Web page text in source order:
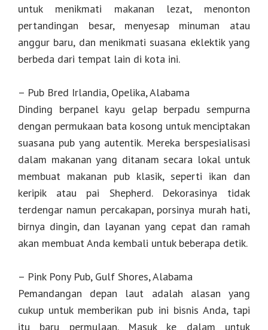
untuk menikmati makanan lezat, menonton
pertandingan besar, menyesap minuman atau
anggur baru, dan menikmati suasana eklektik yang
berbeda dari tempat lain di kota ini.
– Pub Bred Irlandia, Opelika, Alabama
Dinding berpanel kayu gelap berpadu sempurna
dengan permukaan bata kosong untuk menciptakan
suasana pub yang autentik. Mereka berspesialisasi
dalam makanan yang ditanam secara lokal untuk
membuat makanan pub klasik, seperti ikan dan
keripik atau pai Shepherd. Dekorasinya tidak
terdengar namun percakapan, porsinya murah hati,
birnya dingin, dan layanan yang cepat dan ramah
akan membuat Anda kembali untuk beberapa detik.
– Pink Pony Pub, Gulf Shores, Alabama
Pemandangan depan laut adalah alasan yang
cukup untuk memberikan pub ini bisnis Anda, tapi
itu baru permulaan. Masuk ke dalam untuk